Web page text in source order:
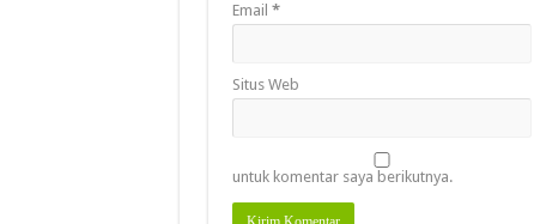
Email *
Situs Web
untuk komentar saya berikutnya.